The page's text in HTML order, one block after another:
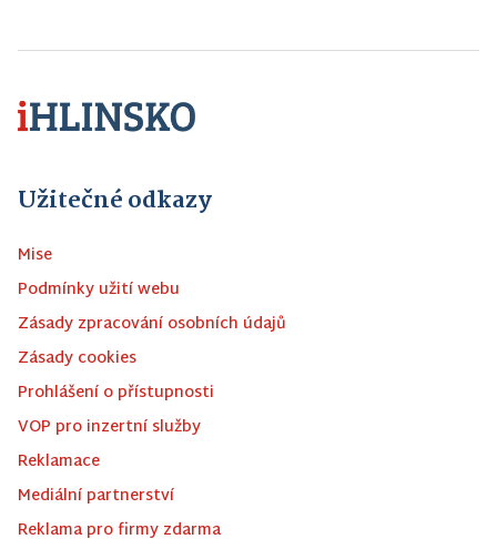
Užitečné odkazy
Mise
Podmínky užití webu
Zásady zpracování osobních údajů
Zásady cookies
Prohlášení o přístupnosti
VOP pro inzertní služby
Reklamace
Mediální partnerství
Reklama pro firmy zdarma